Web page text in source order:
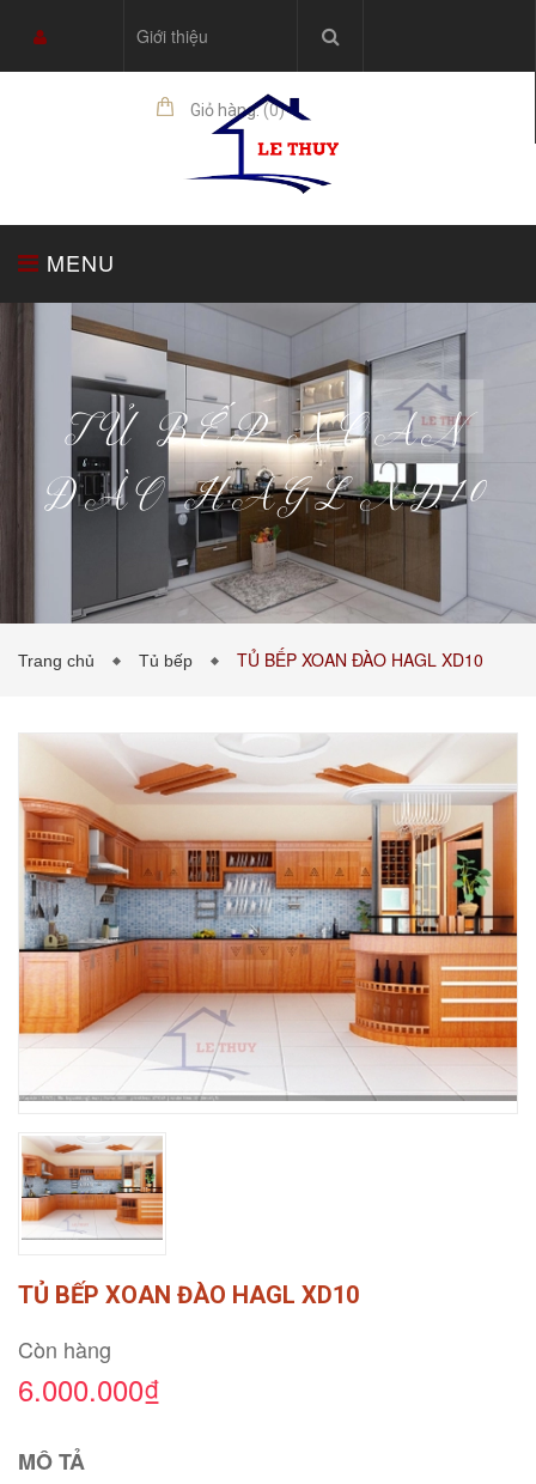
Giới thiệu
Giỏ hàng:(0)
MENU
TRANG CHỦ TỦ BẾP THIẾT BỊ NHÀ BẾP
BẢNG GIÁ VẬT LIỆU LIÊN HỆ 0989043453
TỦ BẾP XOAN
ĐÀO HAGL XD10
Trang chủ Tủ bếp TỦ BẾP XOAN ĐÀO HAGL XD10
TỦ BẾP XOAN ĐÀO HAGL XD10
Còn hàng
6.000.000₫
MÔ TẢ